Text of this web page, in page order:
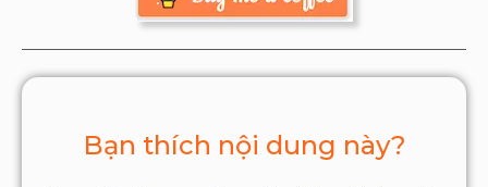
Bạn thích nội dung này?